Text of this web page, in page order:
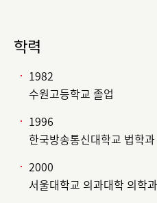
학력
1982
수원고등학교 졸업
1996
한국방송통신대학교 법학
2000
서울대학교 의과대학 의학